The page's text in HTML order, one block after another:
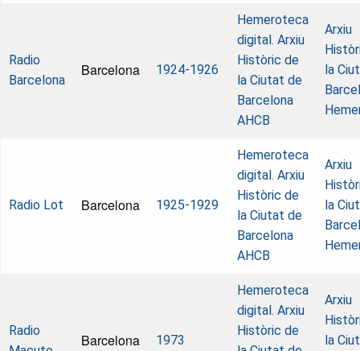
Radio
Barcelona
Barcelona 1924-1926
Hemeroteca
digital. Arxiu
Històric de
la Ciutat de
Barcelona
AHCB
Arxiu
la
Radio Lot Barcelona 1925-1929
Hemeroteca
digital. Arxiu
Històric de
la Ciutat de
Barcelona
AHCB
Arxiu
la
Radio
Barcelona 1973
Hemeroteca
digital. Arxiu
Històric de
Arxiu
la